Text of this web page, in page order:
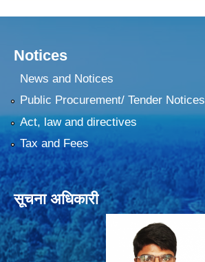
Notices
News and Notices
Public Procurement/ Tender Notices
Act, law and directives
Tax and Fees
सूचना अधिकारी